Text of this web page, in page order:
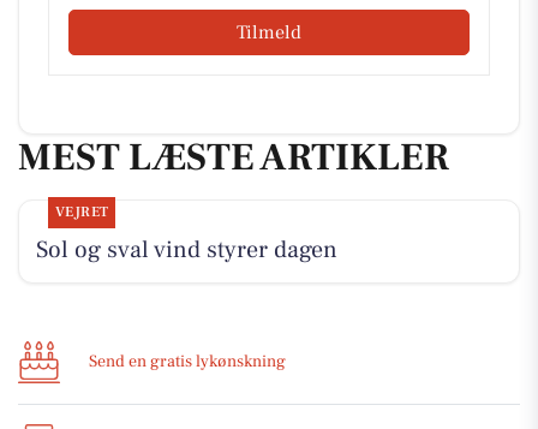
Tilmeld
MEST LÆSTE ARTIKLER
VEJRET
Sol og sval vind styrer dagen
Send en gratis lykønskning